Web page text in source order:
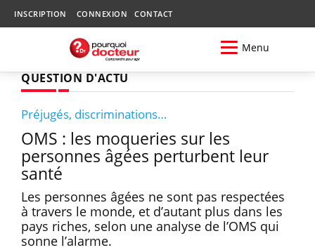
INSCRIPTION CONNEXION CONTACT
Menu
QUESTION D'ACTU
Préjugés, discriminations…
OMS : les moqueries sur les
personnes âgées perturbent leur
santé
Les personnes âgées ne sont pas respectées
à travers le monde, et d’autant plus dans les
pays riches, selon une analyse de l’OMS qui
sonne l’alarme.